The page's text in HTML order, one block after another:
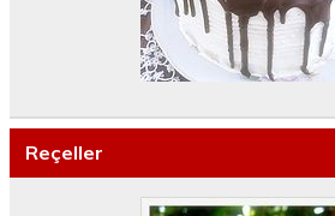
Reçeller